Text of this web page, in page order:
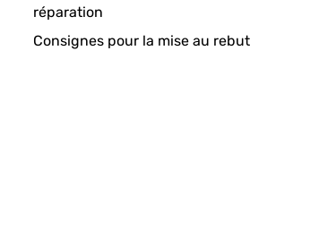
réparation
Consignes pour la mise au rebut